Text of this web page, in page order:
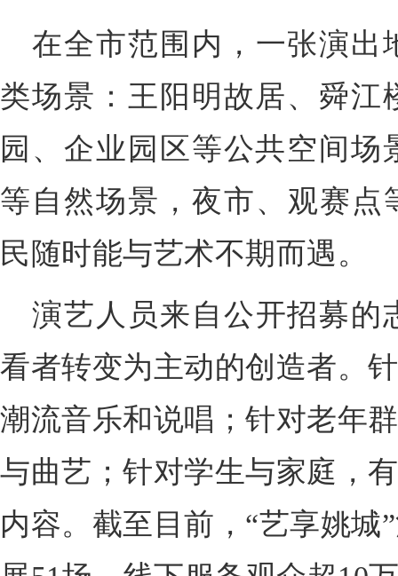
在全市范围内，一张演出
类场景：王阳明故居、舜江
园、企业园区等公共空间
等自然场景，夜市、观赛
民随时能与艺术不期而遇。
演艺人员来自公开招募的
看者转变为主动的创造者。
潮流音乐和说唱；针对老年
与曲艺；针对学生与家庭，
内容。截至目前，“艺享姚城